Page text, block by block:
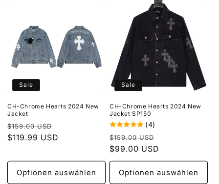
Sale
CH-Chrome Hearts 2024 New
Jacket
Normaler
Preis
$159.00 USD
Verkaufspreis
$119.99 USD
Optionen auswählen
Sale
CH-Chrome Hearts 2024 New
Jacket SP150
(4)
Normaler
Preis
$159.00 USD
$99.00 USD
Optionen auswählen